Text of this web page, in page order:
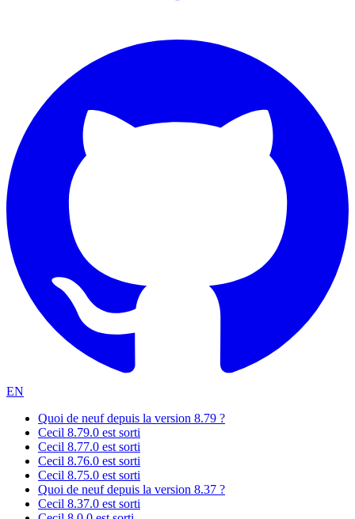
EN
Quoi de neuf depuis la version 8.79 ?
Cecil 8.79.0 est sorti
Cecil 8.77.0 est sorti
Cecil 8.76.0 est sorti
Cecil 8.75.0 est sorti
Quoi de neuf depuis la version 8.37 ?
Cecil 8.37.0 est sorti